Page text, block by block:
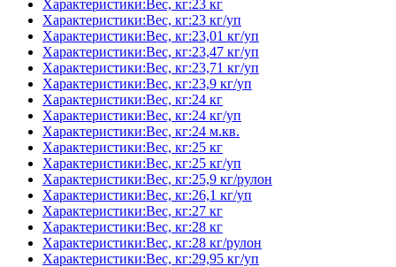
Характеристики:Вес, кг:23 кг
Характеристики:Вес, кг:23 кг/уп
Характеристики:Вес, кг:23,01 кг/уп
Характеристики:Вес, кг:23,47 кг/уп
Характеристики:Вес, кг:23,71 кг/уп
Характеристики:Вес, кг:23,9 кг/уп
Характеристики:Вес, кг:24 кг
Характеристики:Вес, кг:24 кг/уп
Характеристики:Вес, кг:24 м.кв.
Характеристики:Вес, кг:25 кг
Характеристики:Вес, кг:25 кг/уп
Характеристики:Вес, кг:25,9 кг/рулон
Характеристики:Вес, кг:26,1 кг/уп
Характеристики:Вес, кг:27 кг
Характеристики:Вес, кг:28 кг
Характеристики:Вес, кг:28 кг/рулон
Характеристики:Вес, кг:29,95 кг/уп